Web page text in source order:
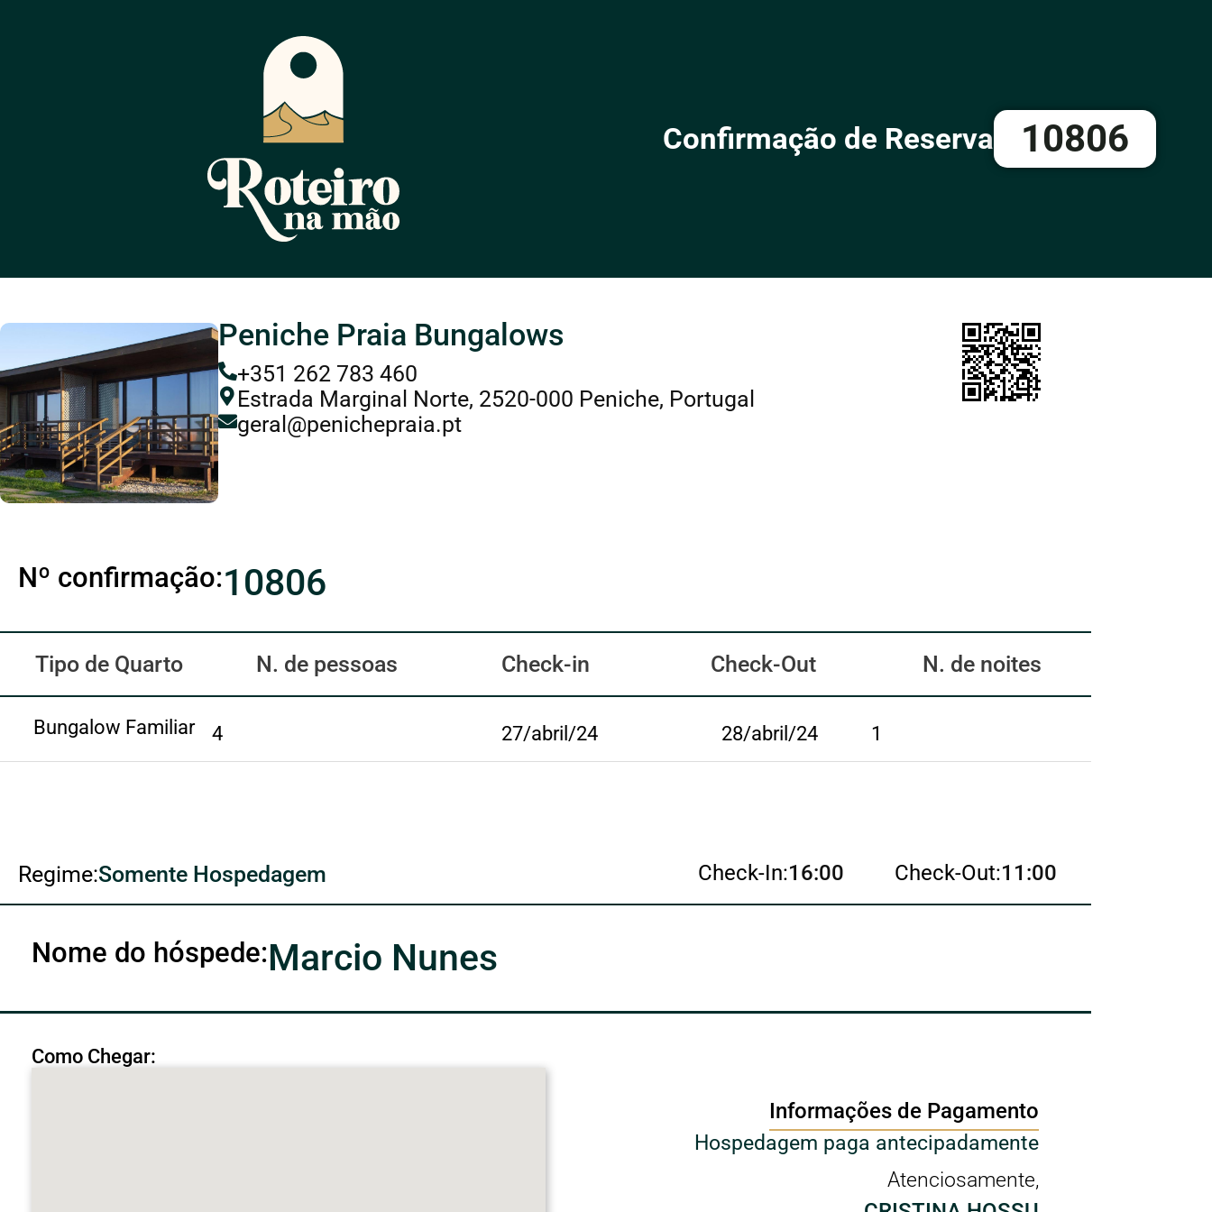
Confirmação de Reserva 10806
Peniche Praia Bungalows
+351 262 783 460
Estrada Marginal Norte, 2520-000 Peniche, Portugal
geral@penichepraia.pt
Nº confirmação:10806
Tipo de Quarto N. de pessoas Check-in Check-Out N. de noites
Bungalow Familiar 4 27/abril/24 28/abril/24 1
Regime:Somente Hospedagem Check-In:16:00 Check-Out:11:00
Nome do hóspede:Marcio Nunes
Como Chegar:
Informações de Pagamento
Hospedagem paga antecipadamente
Atenciosamente,